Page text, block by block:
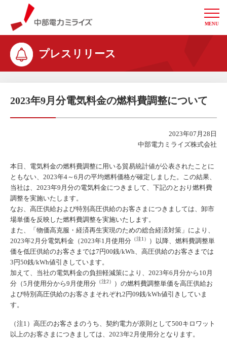
中部電力ミライズ
MENU
プレスリリース
2023年9月分電気料金の燃料費調整について
2023年07月28日
中部電力ミライズ株式会社
本日、電気料金の燃料費調整に用いる貿易統計値が公表されたことに
ともない、2023年4～6月の平均燃料価格が確定しました。この結果、
当社は、2023年9月分の電気料金につきまして、下記のとおり燃料費
調整を実施いたします。
なお、高圧供給および特別高圧供給のお客さまにつきましては、卸市
場単価を反映した燃料費調整を実施いたします。
また、「物価高克服・経済再生実現のための総合経済対策」により、
2023年2月分電気料金（2023年1月使用分 （注1）
）以降、燃料費調整単
価を低圧供給のお客さまでは7円00銭/kWh、高圧供給のお客さまでは
3円50銭/kWh値引きしています。
加えて、当社の電気料金の負担軽減策により、2023年6月分から10月
分（5月使用分から9月使用分 （注2）
）の燃料費調整単価を高圧供給お
よび特別高圧供給のお客さまそれぞれ2円09銭/kWh値引きしていま
す。
（注1）高圧のお客さまのうち、契約電力が原則として500キロワット
以上のお客さまにつきましては、2023年2月使用分となります。